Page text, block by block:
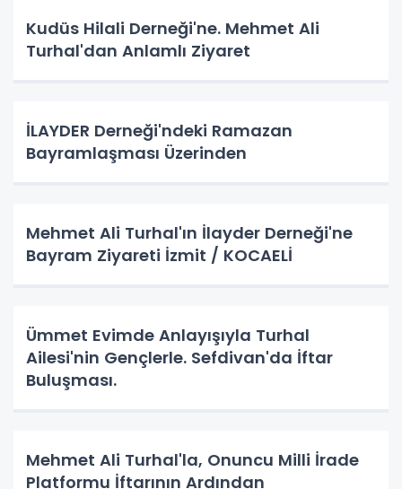
Kudüs Hilali Derneği'ne. Mehmet Ali
Turhal'dan Anlamlı Ziyaret
İLAYDER Derneği'ndeki Ramazan
Bayramlaşması Üzerinden
Mehmet Ali Turhal'ın İlayder Derneği'ne
Bayram Ziyareti İzmit / KOCAELİ
Ümmet Evimde Anlayışıyla Turhal
Ailesi'nin Gençlerle. Sefdivan'da İftar
Buluşması.
Mehmet Ali Turhal'la, Onuncu Milli İrade
Platformu İftarının Ardından